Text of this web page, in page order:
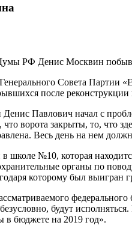
РФ Денис Москвин
Совета Партии
после реконструкции
Денис Павлович начал с
ворота закрыты, то, что
Весь день на нем
№10, которая
органы по
которому был выигран
будут
в бюджете на 2019 год».